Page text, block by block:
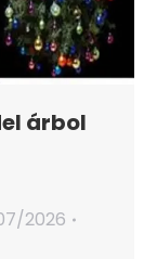
árbol
2026